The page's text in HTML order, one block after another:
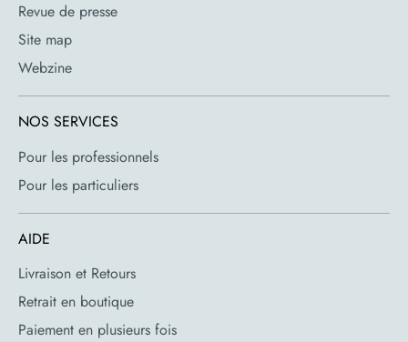
Revue de presse
Site map
Webzine
NOS SERVICES
Pour les professionnels
Pour les particuliers
AIDE
Livraison et Retours
Retrait en boutique
Paiement en plusieurs fois